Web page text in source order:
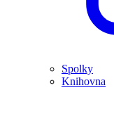
Spolky
Knihovna